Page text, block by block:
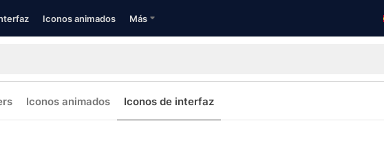
Iconos animados Más
Iconos animados Iconos de interfaz